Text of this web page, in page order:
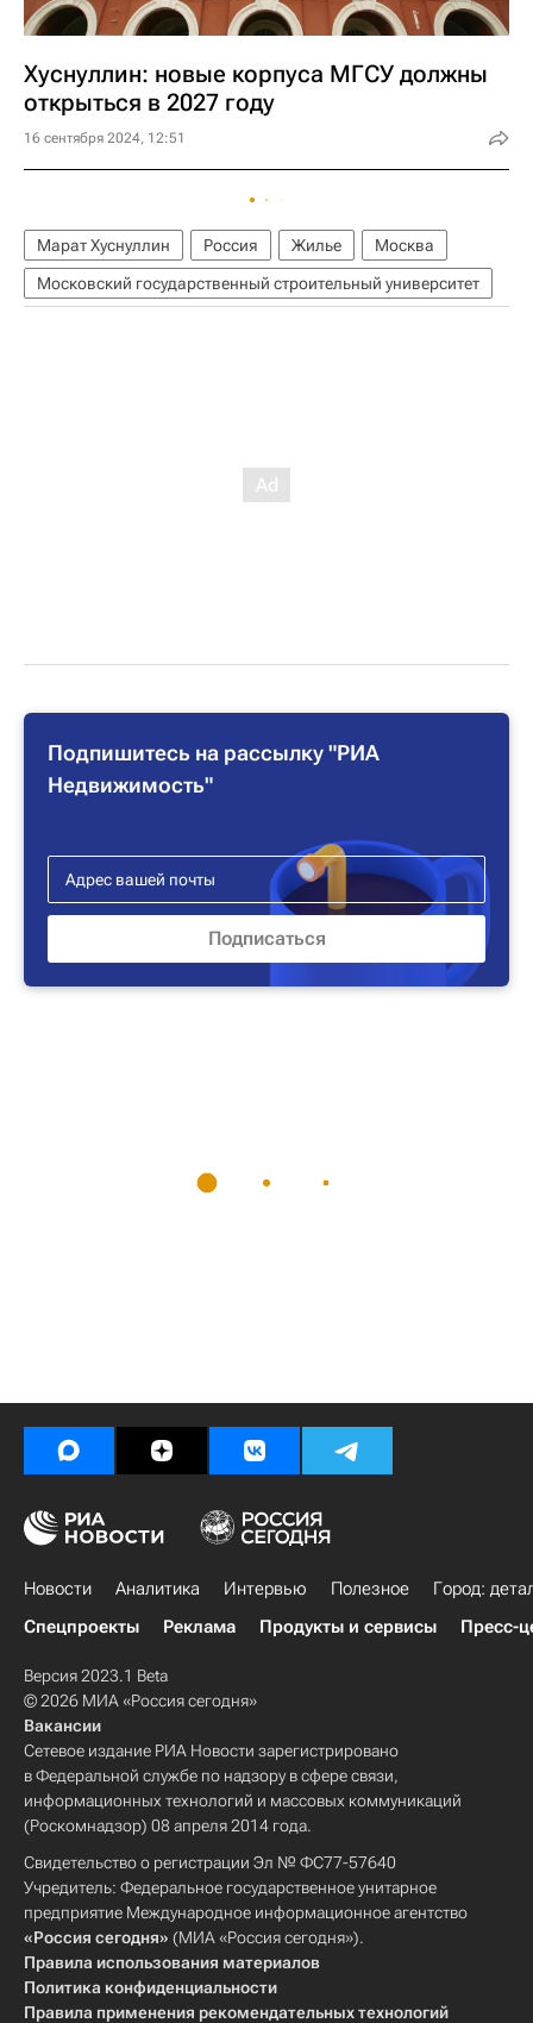
Хуснуллин: новые корпуса МГСУ должны
открыться в 2027 году
16 сентября 2024, 12:51
Марат Хуснуллин Россия Жилье
Москва
Московский государственный строительный университет
Подпишитесь на рассылку "РИА
Недвижимость"
Новости Аналитика Интервью Полезное
Город:
Спецпроекты
Реклама Продукты и сервисы Пресс-
Версия 2023.1 Beta
© 2026 МИА «Россия сегодня»
Вакансии
Сетевое издание РИА Новости зарегистрировано
в Федеральной службе по надзору в сфере связи,
информационных технологий и массовых коммуникаций
(Роскомнадзор) 08 апреля 2014 года.
Свидетельство о регистрации Эл № ФС77-57640
Учредитель: Федеральное государственное унитарное
предприятие Международное информационное агентство
«Россия сегодня» (МИА «Россия сегодня»).
Правила использования материалов
Политика конфиденциальности
Правила применения рекомендательных технологий